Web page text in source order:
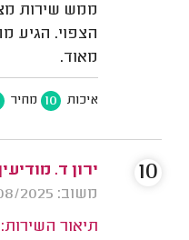
ממש שירות
הצפוי. הגיע
מאוד.
איכות 10 מחיר
ירון ד.
משוב: 18/08/2025
תיאור השירות:
10